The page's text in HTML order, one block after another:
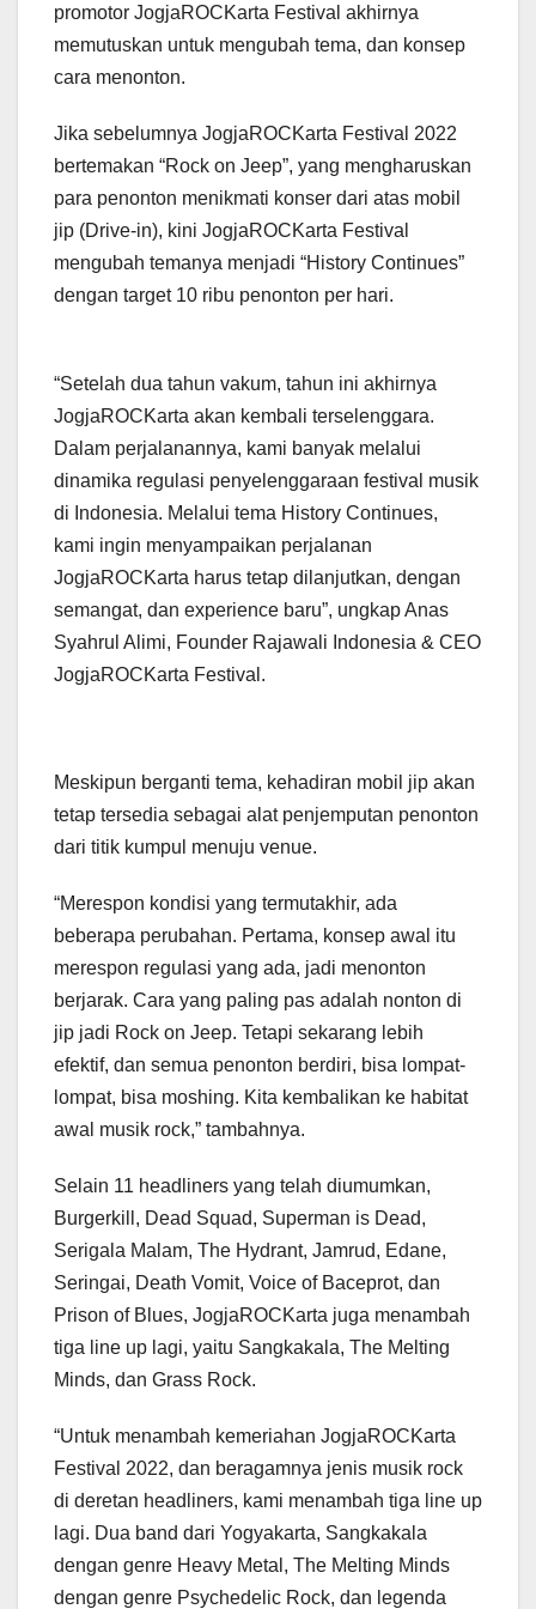
promotor JogjaROCKarta Festival akhirnya
memutuskan untuk mengubah tema, dan konsep
cara menonton.
Jika sebelumnya JogjaROCKarta Festival 2022
bertemakan “Rock on Jeep”, yang mengharuskan
para penonton menikmati konser dari atas mobil
jip (Drive-in), kini JogjaROCKarta Festival
mengubah temanya menjadi “History Continues”
dengan target 10 ribu penonton per hari.
“Setelah dua tahun vakum, tahun ini akhirnya
JogjaROCKarta akan kembali terselenggara.
Dalam perjalanannya, kami banyak melalui
dinamika regulasi penyelenggaraan festival musik
di Indonesia. Melalui tema History Continues,
kami ingin menyampaikan perjalanan
JogjaROCKarta harus tetap dilanjutkan, dengan
semangat, dan experience baru”, ungkap Anas
Syahrul Alimi, Founder Rajawali Indonesia & CEO
JogjaROCKarta Festival.
Meskipun berganti tema, kehadiran mobil jip akan
tetap tersedia sebagai alat penjemputan penonton
dari titik kumpul menuju venue.
“Merespon kondisi yang termutakhir, ada
beberapa perubahan. Pertama, konsep awal itu
merespon regulasi yang ada, jadi menonton
berjarak. Cara yang paling pas adalah nonton di
jip jadi Rock on Jeep. Tetapi sekarang lebih
efektif, dan semua penonton berdiri, bisa lompat-
lompat, bisa moshing. Kita kembalikan ke habitat
awal musik rock,” tambahnya.
Selain 11 headliners yang telah diumumkan,
Burgerkill, Dead Squad, Superman is Dead,
Serigala Malam, The Hydrant, Jamrud, Edane,
Seringai, Death Vomit, Voice of Baceprot, dan
Prison of Blues, JogjaROCKarta juga menambah
tiga line up lagi, yaitu Sangkakala, The Melting
Minds, dan Grass Rock.
“Untuk menambah kemeriahan JogjaROCKarta
Festival 2022, dan beragamnya jenis musik rock
di deretan headliners, kami menambah tiga line up
lagi. Dua band dari Yogyakarta, Sangkakala
dengan genre Heavy Metal, The Melting Minds
dengan genre Psychedelic Rock, dan legenda